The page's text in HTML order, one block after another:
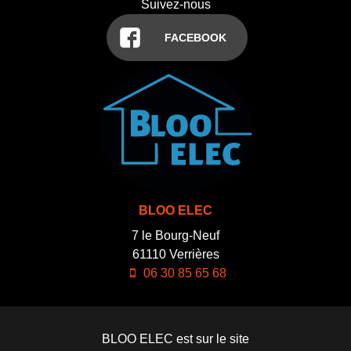
Suivez-nous
FACEBOOK
BLOO ELEC
7 le Bourg-Neuf
61110 Verrières
06 30 85 65 68
BLOO ELEC est sur le site